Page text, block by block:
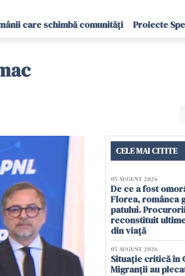
care schimbă comunități Proiecte
CELE MAI CITITE
05 AUGUST 2026
De ce a fost
Florea, românca
patului.
reconstituit
din viață
05 AUGUST 2026
Situație critică în
Migranții au